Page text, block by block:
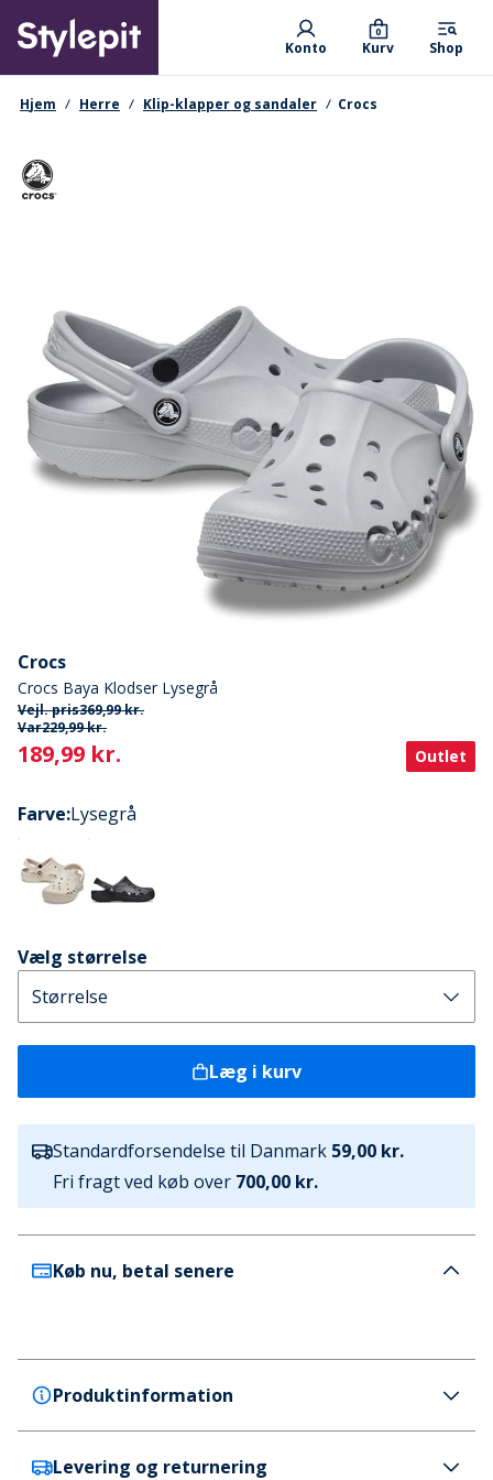
main
content
Primary departments
Konto Kurv
0
Shop
navigationssti
Hjem Herre Klip-klapper og sandaler Crocs
Crocs
Crocs Baya Klodser Lysegrå
Vejl. pris369,99 kr.
Var229,99 kr.
Current
189,99 kr. Outlet
Farve:Lysegrå
Vælg størrelse
Læg i kurv
Standardforsendelse til Danmark 59,00 kr.
Fri fragt ved køb over 700,00 kr.
Køb nu, betal senere
Produktinformation
Crocs
Levering og returnering